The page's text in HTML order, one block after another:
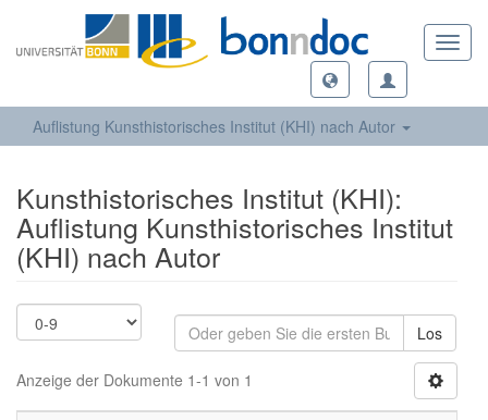
Auflistung Kunsthistorisches Institut (KHI) nach Autor
Kunsthistorisches Institut (KHI):
Auflistung Kunsthistorisches Institut
(KHI) nach Autor
Los
Anzeige der Dokumente 1-1 von 1